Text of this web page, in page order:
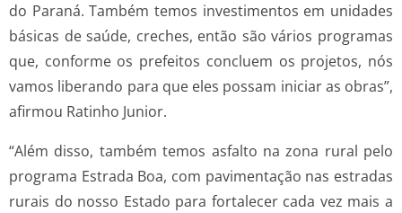
do Paraná. Também temos investimentos em unidades
básicas de saúde, creches, então são vários programas
que, conforme os prefeitos concluem os projetos, nós
vamos liberando para que eles possam iniciar as obras”,
afirmou Ratinho Junior.
“Além disso, também temos asfalto na zona rural pelo
programa Estrada Boa, com pavimentação nas estradas
rurais do nosso Estado para fortalecer cada vez mais a